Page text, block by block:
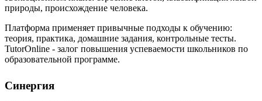
природы, происхождение человека.
Платформа применяет привычные подходы к обучению:
теория, практика, домашние задания, контрольные тесты.
TutorOnline - залог повышения успеваемости школьников по
образовательной программе.
Синергия